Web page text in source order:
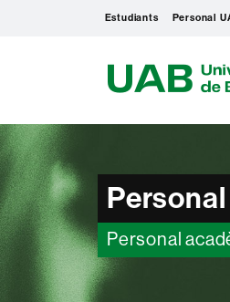
Estudiants Personal
Personal
Personal